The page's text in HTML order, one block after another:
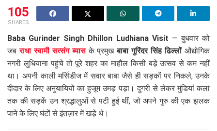
105
SHARES
Baba Gurinder Singh Dhillon Ludhiana Visit — बुधवार को
जबराधा स्वामी सत्संग ब्यासके प्रमुखबाबा गुरिंदर सिंह ढिल्लोंऔद्योगिक
नगरी लुधियाना पहुंचे तो पूरे शहर का माहौल किसी बड़े उत्सव से कम नहीं
था। अपनी काली मर्सिडीज में सवार बाबा जैसे ही सड़कों पर निकले, उनके
दीदार के लिए अनुयायियों का हुजूम उमड़ पड़ा। दुगरी से लेकर मुंडियां कलां
तक की सड़कें उन श्रद्धालुओं से पटी हुई थीं, जो अपने गुरु की एक झलक
पाने के लिए घंटों से इंतज़ार में खड़े थे।